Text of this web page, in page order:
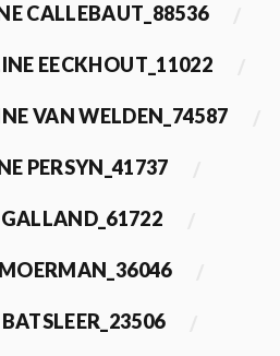
CALLEBAUT_88536
EECKHOUT_11022
VAN WELDEN_74587
PERSYN_41737